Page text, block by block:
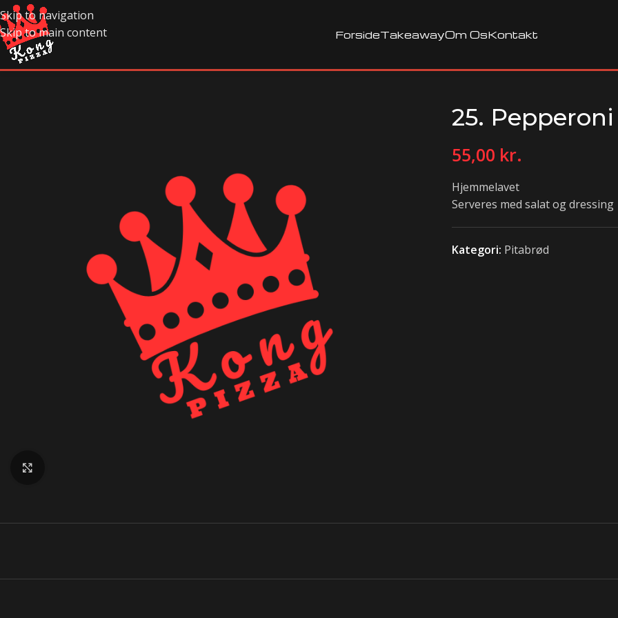
Skip to navigation
Skip to main content
ForsideTakeawayOm OsKontakt
25. Pepperoni
55,00 kr.
Hjemmelavet
Serveres med salat og dressing
Kategori: Pitabrød